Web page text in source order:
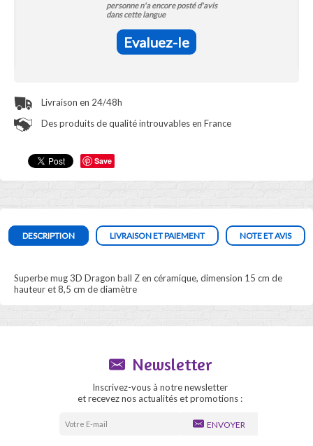
Save
personne n'a encore posté d'avis
dans cette langue
Evaluez-le
Livraison en 24/48h
Des produits de qualité introuvables en France
DESCRIPTION LIVRAISON ET PAIEMENT NOTE ET AVIS
Superbe mug 3D Dragon ball Z en céramique, dimension 15 cm de
hauteur et 8,5 cm de diamètre
Newsletter
Inscrivez-vous à notre newsletter
et recevez nos actualités et promotions :
ENVOYER